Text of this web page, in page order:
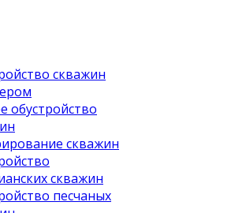
скважин
обустройство
скважин
скважин
песчаных